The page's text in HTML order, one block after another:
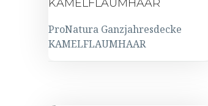
ProNatura Ganzjahresdecke
KAMELFLAUMHAAR